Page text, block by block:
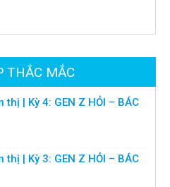
THẮC MẮC
| Kỳ 4: GEN Z HỎI – BÁC
| Kỳ 3: GEN Z HỎI – BÁC